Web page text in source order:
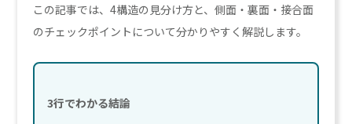
この記事では、4構造の見分け方と、側面・裏面・接合面
のチェックポイントについて分かりやすく解説します。
3行でわかる結論